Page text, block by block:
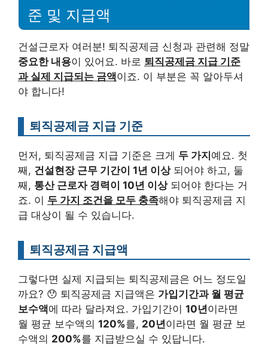
준 및 지급액
건설근로자 여러분! 퇴직공제금 신청과 관련해 정말
중요한 내용이 있어요. 바로 퇴직공제금 지급 기준
과 실제 지급되는 금액이죠. 이 부분은 꼭 알아두셔
야 합니다!
퇴직공제금 지급 기준
먼저, 퇴직공제금 지급 기준은 크게 두 가지 예요. 첫
째, 건설현장 근무 기간이 1년 이상되어야 하고, 둘
째, 통산 근로자 경력이 10년 이상되어야 한다는 거
죠. 이 두 가지 조건을 모두 충족해야 퇴직공제금 지
급 대상이 될 수 있습니다.
퇴직공제금 지급액
그렇다면 실제 지급되는 퇴직공제금은 어느 정도일
까요? 😯 퇴직공제금 지급액은 가입기간과 월 평균
보수액에 따라 달라져요. 가입기간이 10년이라면
월 평균 보수액의 120%를, 20년이라면 월 평균 보
수액의 200%를 지급받으실 수 있답니다.